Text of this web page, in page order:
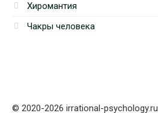
Хиромантия
Чакры человека
© 2020-2026 irrational-psychology.ru